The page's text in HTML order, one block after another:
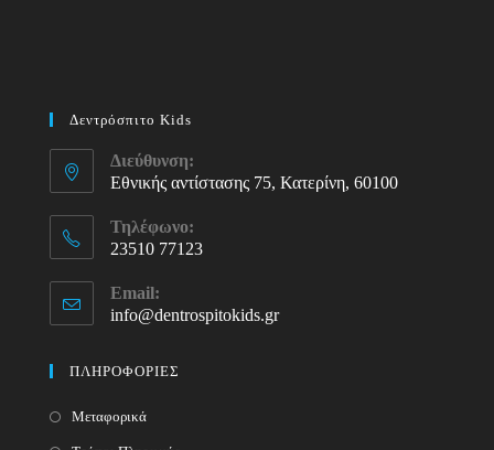
Δεντρόσπιτο Kids
Διεύθυνση:
Εθνικής αντίστασης 75, Κατερίνη, 60100
Τηλέφωνο:
23510 77123
in
your
Email:
info@dentrospitokids.grOpens
ΠΛΗΡΟΦΟΡΙΕΣ
Μεταφορικά